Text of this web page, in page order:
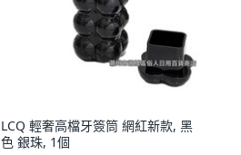
LCQ 輕奢高檔牙簽筒 網紅新款, 黑
色 銀珠, 1個